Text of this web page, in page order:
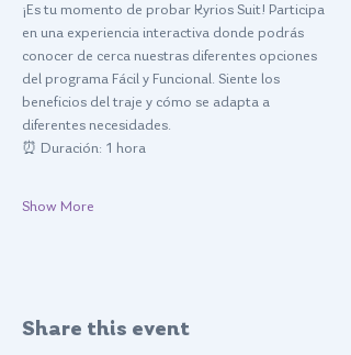
¡Es tu momento de probar Kyrios Suit! Participa
en una experiencia interactiva donde podrás
conocer de cerca nuestras diferentes opciones
del programa Fácil y Funcional. Siente los
beneficios del traje y cómo se adapta a
diferentes necesidades.
⏰ Duración: 1 hora
Show More
Share this event